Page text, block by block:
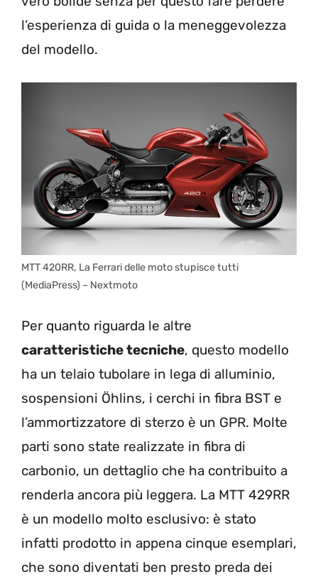
l’esperienza di guida o la meneggevolezza
del modello.
MTT 420RR, La Ferrari delle moto stupisce tutti
(MediaPress) – Nextmoto
Per quanto riguarda le altre
caratteristiche tecniche, questo modello
ha un telaio tubolare in lega di alluminio,
sospensioni Öhlins, i cerchi in fibra BST e
l’ammortizzatore di sterzo è un GPR. Molte
parti sono state realizzate in fibra di
carbonio, un dettaglio che ha contribuito a
renderla ancora più leggera. La MTT 429RR
è un modello molto esclusivo: è stato
infatti prodotto in appena cinque esemplari,
che sono diventati ben presto preda dei